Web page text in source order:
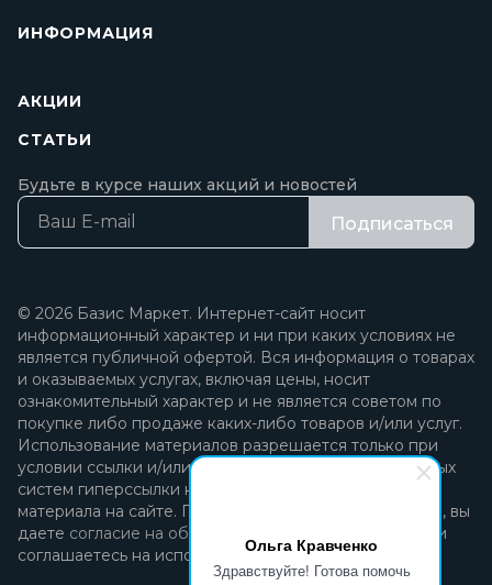
Ольга Кравченко
Здравствуйте! Готова помочь
ИНФОРМАЦИЯ
АКЦИИ
СТАТЬИ
Будьте в курсе наших акций и новостей
Подписаться
© 2026 Базис Маркет. Интернет-сайт носит
информационный характер и ни при каких условиях не
является публичной офертой. Вся информация о товарах
и оказываемых услугах, включая цены, носит
ознакомительный характер и не является советом по
покупке либо продаже каких-либо товаров и/или услуг.
Использование материалов разрешается только при
условии ссылки и/или прямой открытой для поисковых
систем гиперссылки на непосредственный адрес
материала на сайте. Продолжая пользоваться сайтом, вы
даете согласие на обработку персональных данных
и
соглашаетесь на использование файлов cookie.